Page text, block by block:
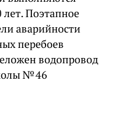
Поэтапное
аварийности
перебоев
водопровод
№ 46